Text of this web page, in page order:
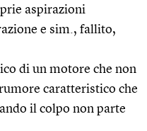
aspirazioni
e sim., fallito,
di un motore che non
caratteristico che
il colpo non parte